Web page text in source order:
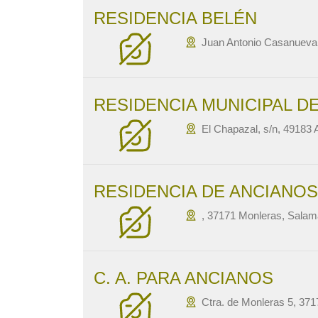
RESIDENCIA BELÉN
Juan Antonio
RESIDENCIA MUNICIPAL
El Chapazal, s/n, 49183
RESIDENCIA DE
, 37171 Monleras,
C. A. PARA ANCIANOS
Ctra. de Monleras 5,